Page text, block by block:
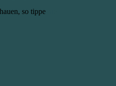
so tippe